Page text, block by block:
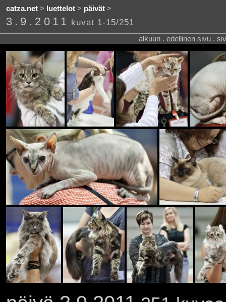
catza.net> luettelot> päivät>
3.9.2011 kuvat 1-15/251
alkuun . edellinen sivu .